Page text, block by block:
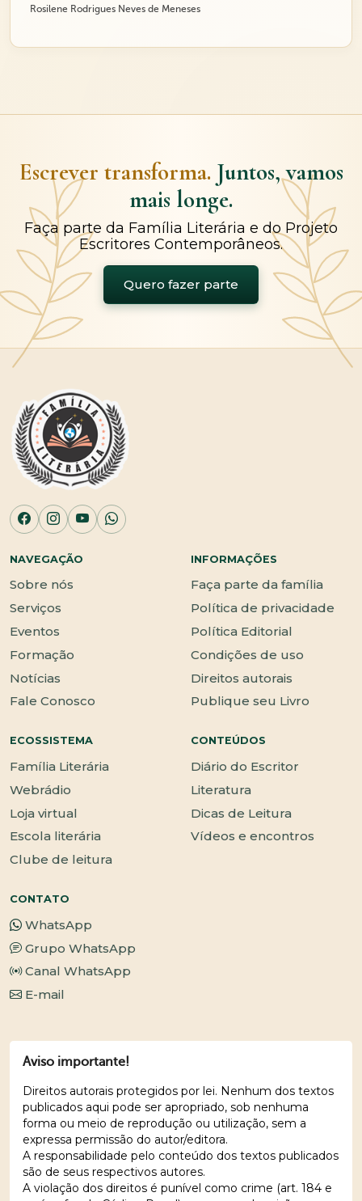
Rosilene Rodrigues Neves de Meneses
Escrever transforma. Juntos, vamos
mais longe.
Faça parte da Família Literária e do Projeto
Escritores Contemporâneos.
Quero fazer parte
NAVEGAÇÃO
Sobre nós
Serviços
Eventos
Formação
Notícias
Fale Conosco
INFORMAÇÕES
Faça parte da família
Política de privacidade
Política Editorial
Condições de uso
Direitos autorais
Publique seu Livro
ECOSSISTEMA
Família Literária
Webrádio
Loja virtual
Escola literária
Clube de leitura
CONTEÚDOS
Diário do Escritor
Literatura
Dicas de Leitura
Vídeos e encontros
CONTATO
WhatsApp
Grupo WhatsApp
Canal WhatsApp
E-mail
Aviso importante!
Direitos autorais protegidos por lei. Nenhum dos textos
publicados aqui pode ser apropriado, sob nenhuma
forma ou meio de reprodução ou utilização, sem a
expressa permissão do autor/editora.
A responsabilidade pelo conteúdo dos textos publicados
são de seus respectivos autores.
A violação dos direitos é punível como crime (art. 184 e